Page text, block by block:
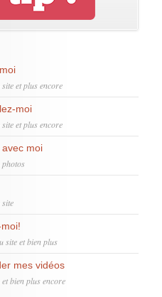
et plus encore
moi
et plus encore
avec moi
photos
site et bien plus
mes vidéos
bien plus encore